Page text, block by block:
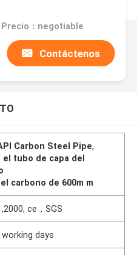
Precio：negotiable
Contáctenos
Carbon Steel Pipe,
el tubo de capa del
carbono de 600m m
ce，SGS
days